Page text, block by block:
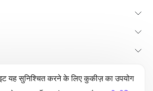
यह सुनिश्चित करने के लिए कुकीज़ का उपयोग
की नीतिनियम और शर्तेंगोपनीयता नीतिकानूनीसाइट मैप